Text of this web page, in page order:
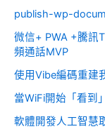
publish-wp-
微信+ PWA +騰訊
頻通話MVP
使用Vibe編碼重建
當WiFi開始「看到
軟體開發人工智慧